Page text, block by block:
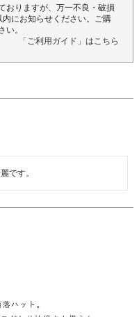
おりますが、万一不良・破損
にお知らせください。ご購
い。
「ご利用ガイド」はこちら
です。